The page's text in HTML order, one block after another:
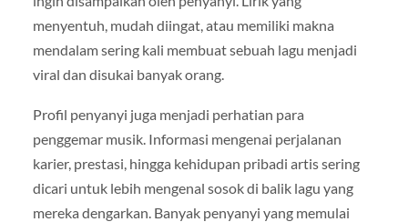
menyentuh, mudah diingat, atau memiliki makna
mendalam sering kali membuat sebuah lagu menjadi
viral dan disukai banyak orang.
Profil penyanyi juga menjadi perhatian para
penggemar musik. Informasi mengenai perjalanan
karier, prestasi, hingga kehidupan pribadi artis sering
dicari untuk lebih mengenal sosok di balik lagu yang
mereka dengarkan. Banyak penyanyi yang memulai